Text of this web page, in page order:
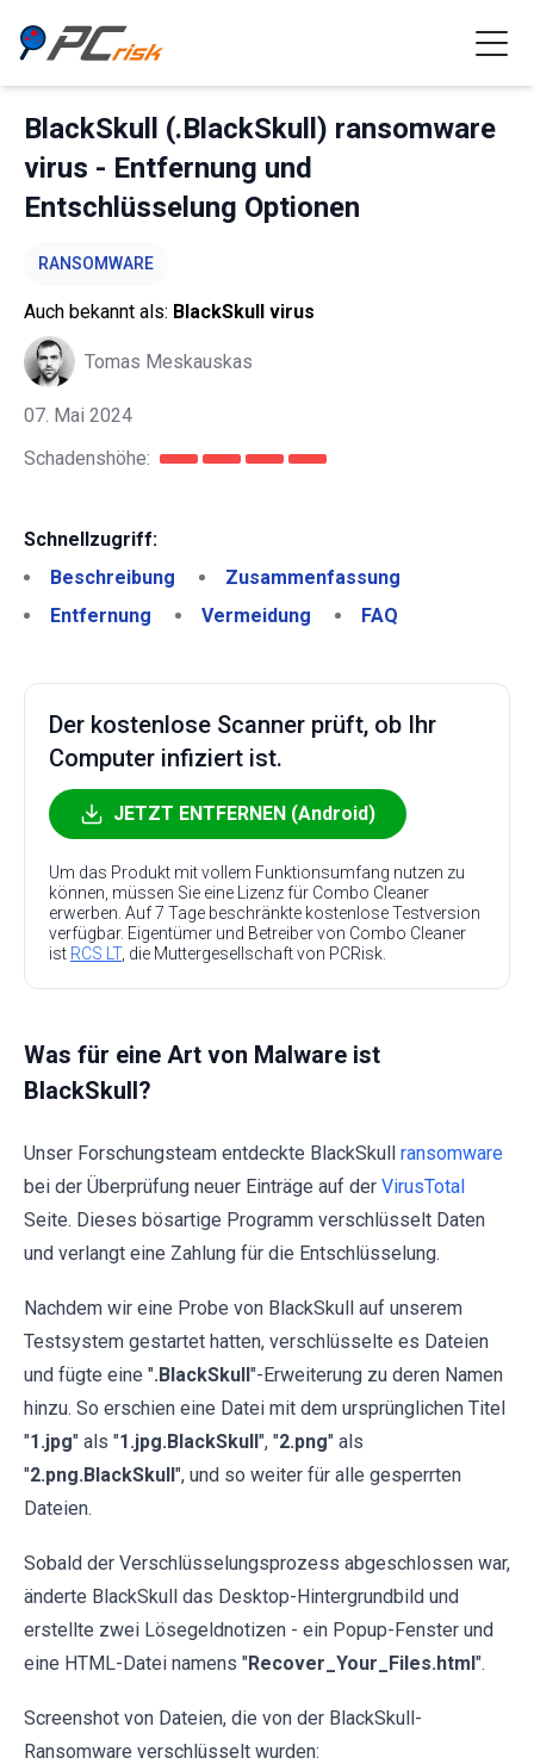
BlackSkull (.BlackSkull) ransomware
virus - Entfernung und
Entschlüsselung Optionen
RANSOMWARE
Auch bekannt als: BlackSkull virus
Tomas Meskauskas
07. Mai 2024
Schadenshöhe:
Schnellzugriff:
Beschreibung
Zusammenfassung
Entfernung
Vermeidung FAQ
Der kostenlose Scanner prüft, ob Ihr
Computer infiziert ist.
JETZT ENTFERNEN (Android)
Um das Produkt mit vollem Funktionsumfang nutzen zu
können, müssen Sie eine Lizenz für Combo Cleaner
erwerben. Auf 7 Tage beschränkte kostenlose Testversion
verfügbar. Eigentümer und Betreiber von Combo Cleaner
ist RCS LT, die Muttergesellschaft von PCRisk.
Was für eine Art von Malware ist
BlackSkull?
Unser Forschungsteam entdeckte BlackSkull ransomware
bei der Überprüfung neuer Einträge auf der VirusTotal
Seite. Dieses bösartige Programm verschlüsselt Daten
und verlangt eine Zahlung für die Entschlüsselung.
Nachdem wir eine Probe von BlackSkull auf unserem
Testsystem gestartet hatten, verschlüsselte es Dateien
und fügte eine ".BlackSkull"-Erweiterung zu deren Namen
hinzu. So erschien eine Datei mit dem ursprünglichen Titel
"1.jpg" als "1.jpg.BlackSkull", "2.png" als
"2.png.BlackSkull", und so weiter für alle gesperrten
Dateien.
Sobald der Verschlüsselungsprozess abgeschlossen war,
änderte BlackSkull das Desktop-Hintergrundbild und
erstellte zwei Lösegeldnotizen - ein Popup-Fenster und
eine HTML-Datei namens "Recover_Your_Files.html".
Screenshot von Dateien, die von der BlackSkull-
Ransomware verschlüsselt wurden: